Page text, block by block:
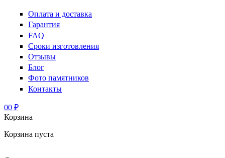
Оплата и доставка
Гарантия
FAQ
Сроки изготовления
Отзывы
Блог
Фото памятников
Контакты
00 ₽
Корзина
Корзина пуста